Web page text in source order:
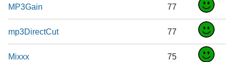
MP3Gain 77
mp3DirectCut 77
Mixxx 75